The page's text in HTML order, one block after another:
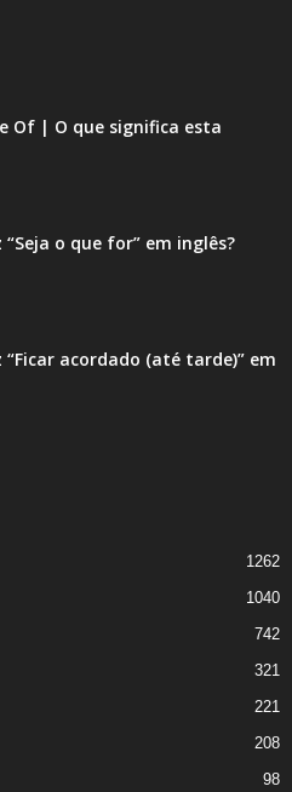
Of | O que significa esta
“Seja o que for” em inglês?
“Ficar acordado (até tarde)” em
1262
1040
742
321
221
208
98